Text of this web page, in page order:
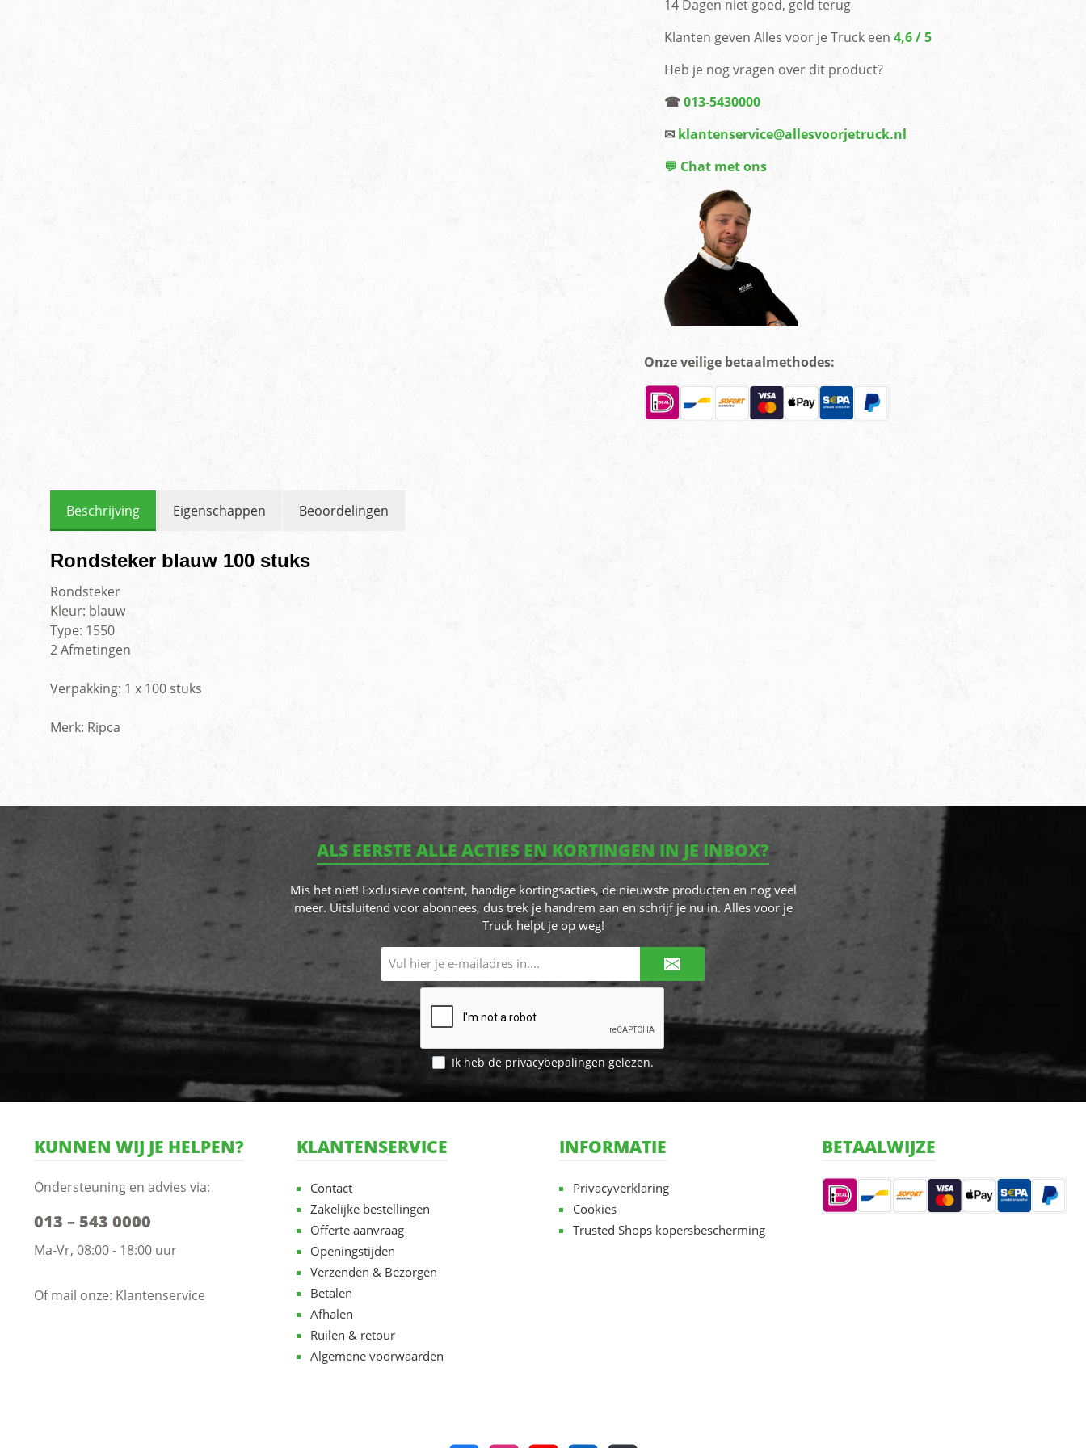
14 Dagen niet goed, geld terug
Klanten geven Alles voor je Truck een 4,6 / 5
Heb je nog vragen over dit product?
☎013-5430000
✉ klantenservice@allesvoorjetruck.nl
💬 Chat met ons
Onze veilige betaalmethodes:
Beschrijving Eigenschappen Beoordelingen
Rondsteker blauw 100 stuks
Rondsteker
Kleur: blauw
Type: 1550
2 Afmetingen
Verpakking: 1 x 100 stuks
Merk: Ripca
ALS EERSTE ALLE ACTIES EN KORTINGEN IN JE INBOX?
Mis het niet! Exclusieve content, handige kortingsacties, de nieuwste producten en nog veel
meer. Uitsluitend voor abonnees, dus trek je handrem aan en schrijf je nu in. Alles voor je
Truck helpt je op weg!
mailadres*
Ik heb de privacybepalingen gelezen.
KUNNEN WIJ JE HELPEN?
Ondersteuning en advies via:
013 – 543 0000
Ma-Vr, 08:00 - 18:00 uur
Of mail onze: Klantenservice
KLANTENSERVICE
Contact
Zakelijke bestellingen
Offerte aanvraag
Openingstijden
Verzenden & Bezorgen
Betalen
Afhalen
Ruilen & retour
Algemene voorwaarden
INFORMATIE
Privacyverklaring
Cookies
Trusted Shops kopersbescherming
BETAALWIJZE